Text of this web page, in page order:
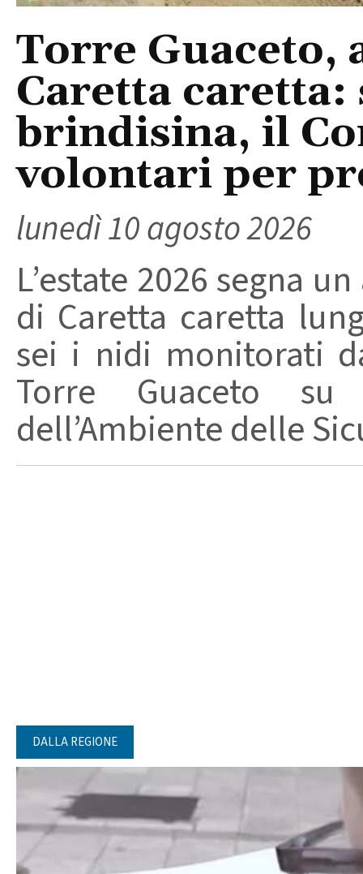
Torre Guaceto,
Caretta caretta:
brindisina, il
volontari per
lunedì 10 agosto 2026
L’estate 2026 segna
di Caretta caretta
sei i nidi monitorati
Torre Guaceto
dell’Ambiente delle
DALLA REGIONE